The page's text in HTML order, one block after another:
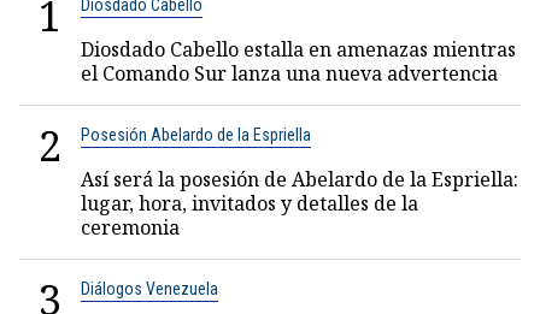
1 Diosdado Cabello
Diosdado Cabello estalla en amenazas mientras
el Comando Sur lanza una nueva advertencia
2 Posesión Abelardo de la Espriella
Así será la posesión de Abelardo de la Espriella:
lugar, hora, invitados y detalles de la
ceremonia
3 Diálogos Venezuela